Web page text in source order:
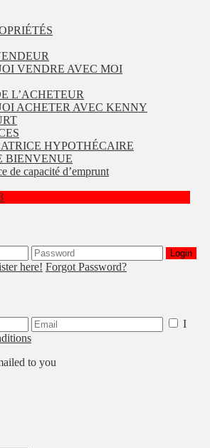
VENDRE AVEC MOI
L’ACHETEUR
ACHETER AVEC KENNY
HYPOTHÉCAIRE
BIENVENUE
de capacité d’emprunt
Login
here! Forgot Password?
I
to you